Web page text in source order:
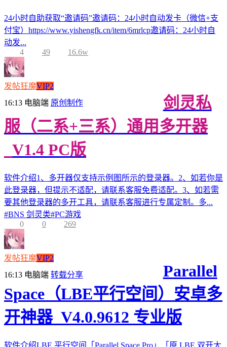
24小时自助获取“邀请码”邀请码：24小时自动发卡（微信+支
付宝）https://www.yishengfk.cn/item/6mrlcp邀请码：24小时自
动发...
4
49 16.6w
发帖狂魔VIP2
16:13 电脑端 原创制作
剑灵私
服（二系+三系）通用多开器
_V1.4 PC版
软件介绍1、多开器仅支持示例图所示的登录器。2、如若你是
此登录器，但提示不适配，请联系客服免费适配。3、如若需
要其他登录器的多开工具，请联系客服进行专属定制。多...
#BNS 剑灵类#PC游戏
0
0 269
发帖狂魔VIP2
16:13 电脑端 转载分享
Parallel
Space（LBE平行空间）安卓多
开神器_V4.0.9612 专业版
软件介绍LBE 平行空间「Parallel Space Pro」「原 LBE 双开大